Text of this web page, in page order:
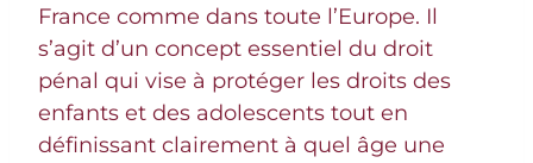
France comme dans toute l’Europe. Il
s’agit d’un concept essentiel du droit
pénal qui vise à protéger les droits des
enfants et des adolescents tout en
définissant clairement à quel âge une